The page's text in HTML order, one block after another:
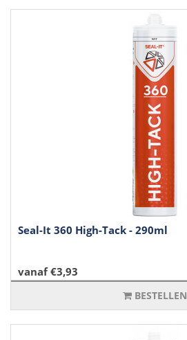
Seal-It 360 High-Tack - 290ml
vanaf €3,93
BESTELLEN